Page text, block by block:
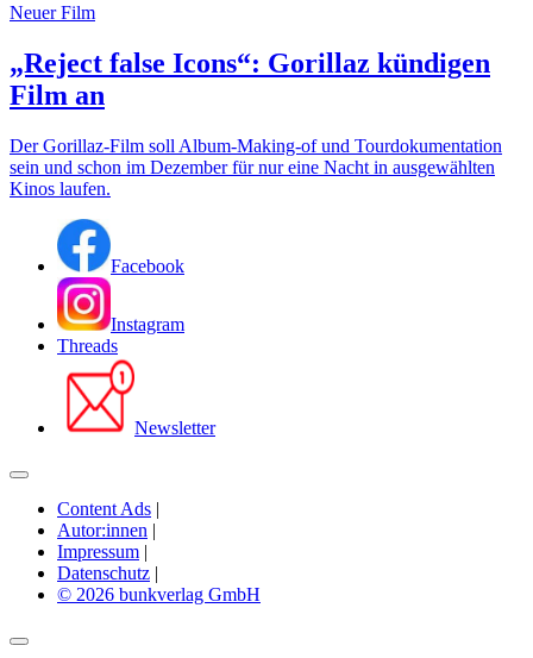
Neuer Film
„Reject false Icons“: Gorillaz kündigen
Film an
Der Gorillaz-Film soll Album-Making-of und Tourdokumentation
sein und schon im Dezember für nur eine Nacht in ausgewählten
Kinos laufen.
Facebook
Instagram
Threads
Newsletter
Content Ads |
Autor:innen |
Impressum |
Datenschutz |
© 2026 bunkverlag GmbH